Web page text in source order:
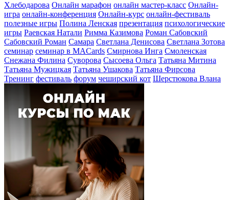
Хлебодарова Онлайн марафон онлайн мастер-класс Онлайн-
игра онлайн-конференция Онлайн-курс онлайн-фестиваль
полезные игры Полина Ленская презентация психологические
игры Раевская Натали Римма Казимова Роман Сабовский
Сабовский Роман Самара Светлана Денисова Светлана Зотова
семинар семинар в MACards Смирнова Инга Смоленская
Снежана Филина Суворова Сысоева Ольга Татьяна Митина
Татьяна Мужицкая Татьяна Ушакова Татьяна Фирсова
Тренинг фестиваль форум чеширский кот Шерстюкова Влана